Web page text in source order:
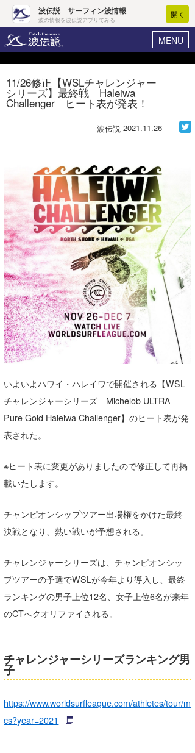
波伝説 サーフィン波情報
波の情報を波伝説アプリでみる
開く
MENU
ヘルプ マイホーム
ログイン
WAVE HUNTER波予想ツール
気象情報
ニュース
サーフィンエリアガイド
会員メニュー
今月のプレゼント
11/26修正【WSLチャレンジャー
シリーズ】最終戦 Haleiwa
Challenger ヒート表が発表！
波伝説 2021.11.26
いよいよハワイ・ハレイワで開催される【WSL
チャレンジャーシリーズ Michelob ULTRA
Pure Gold Haleiwa Challenger】のヒート表が発
表された。
※ヒート表に変更がありましたので修正して再掲
載いたします。
チャンピオンシップツアー出場権をかけた最終
決戦となり、熱い戦いが予想される。
チャレンジャーシリーズは、チャンピオンシッ
プツアーの予選でWSLが今年より導入し、最終
ランキングの男子上位12名、女子上位6名が来年
のCTへクオリファイされる。
チャレンジャーシリーズランキング男
子
https://www.worldsurfleague.com/athletes/tour/m
cs?year=2021
Core Surf Japan
コンテスト
ファッション/グッズ
コラム
トラベル
ショップ情報
ショップ情報
湘南
千葉北
伊豆
千葉南
大阪
四国
沖縄
ウラナミ
お知らせ
その他
ルール＆How to
VOTE!
サーファーズ
ライター/寄稿メディア
Core Surf Japan
Naoya Kimoto
mitsuteru Kamio
Yoshiyuki Obata
DELTA FORCE SURF
メディア
SURFMEDIA
WAVAL
波伝説アンバサダー/プロライダー
中浦“JET”章
進士剛光
☆加藤
Aichan
波伝説